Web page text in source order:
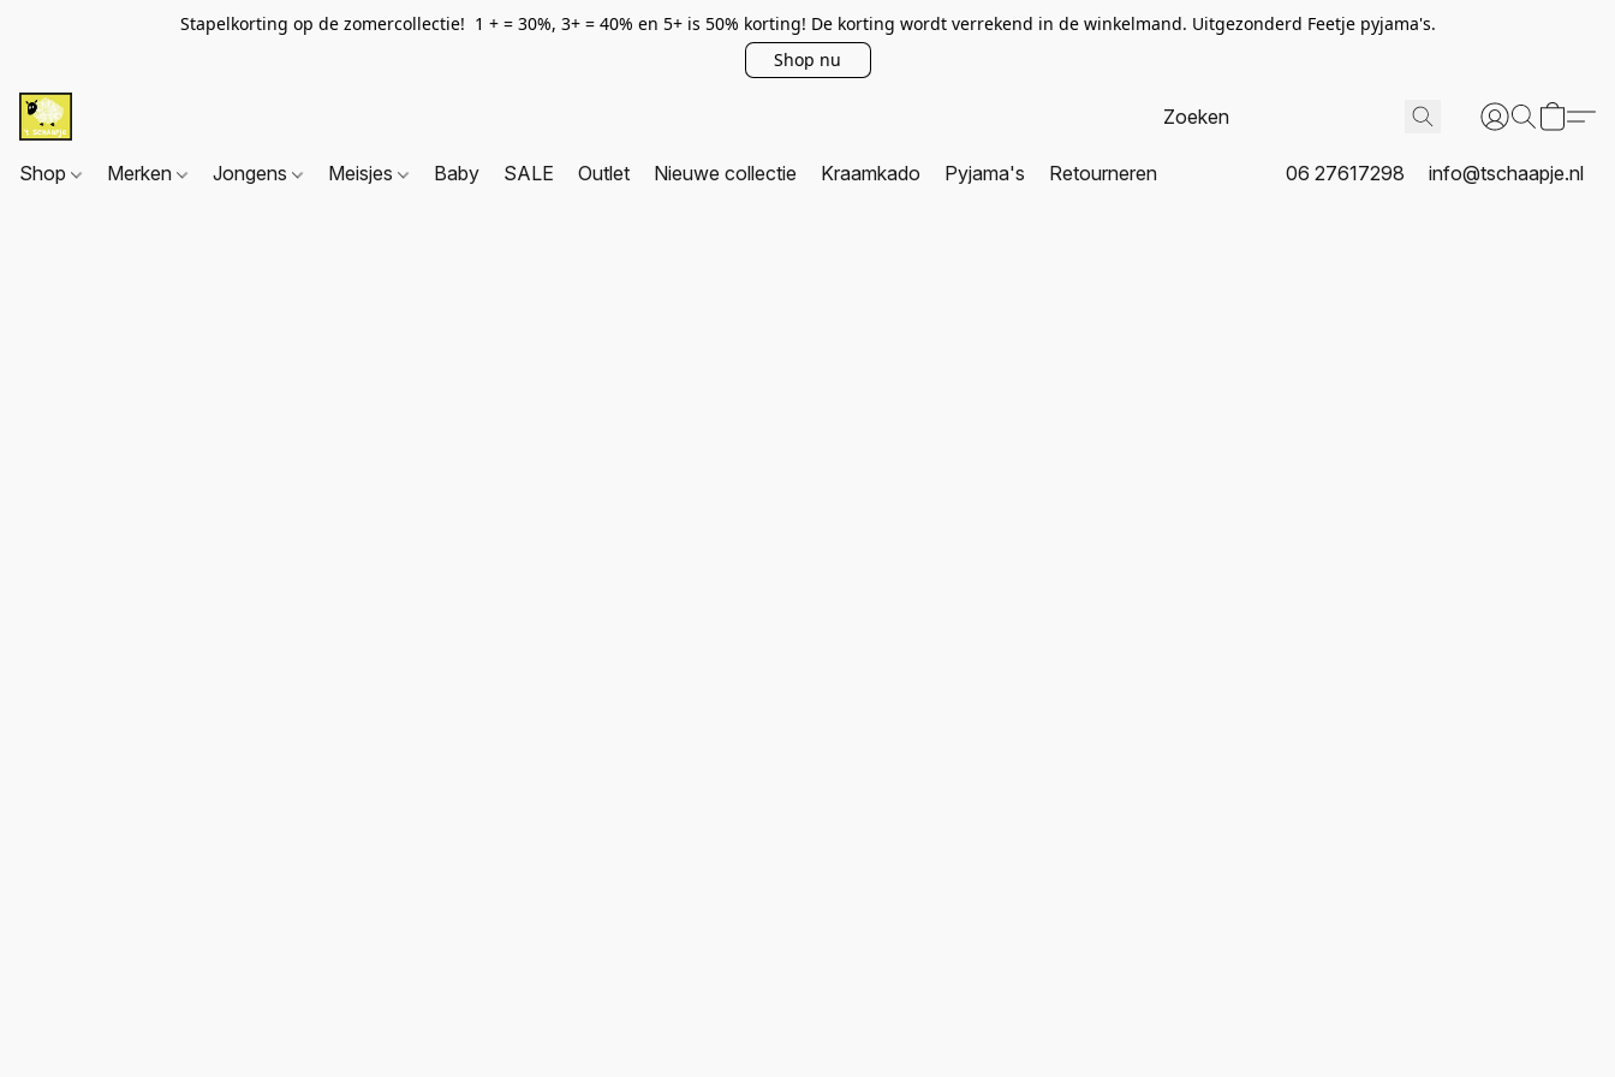
Stapelkorting op de zomercollectie! 1 + = 30%, 3+ = 40% en 5+ is 50% korting! De korting wordt verrekend in de winkelmand. Uitgezonderd Feetje pyjama's.
Shop nu
Shop Merken Jongens Meisjes Baby SALE Outlet Nieuwe collectie Kraamkado Pyjama's Retourneren 06 27617298 info@tschaapje.nl